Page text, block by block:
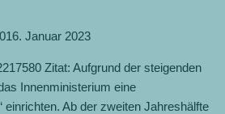
16. Januar 2023
Zitat: Aufgrund der steigenden
Innenministerium eine
einrichten. Ab der zweiten Jahreshälfte